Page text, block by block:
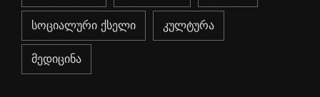
სოციალური ქსელი კულტურა
მედიცინა